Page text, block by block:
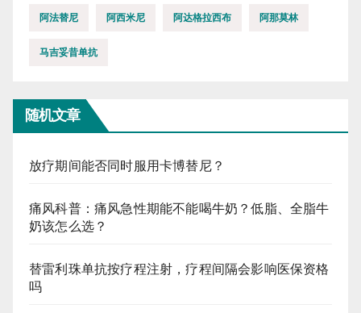
阿法替尼 阿西米尼 阿达格拉西布 阿那莫林
马吉妥昔单抗
随机文章
放疗期间能否同时服用卡博替尼？
痛风科普：痛风急性期能不能喝牛奶？低脂、全脂牛
奶该怎么选？
替雷利珠单抗按疗程注射，疗程间隔会影响医保资格
吗